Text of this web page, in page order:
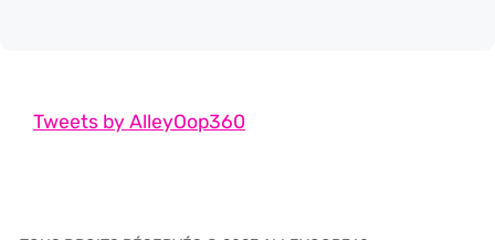
Tweets by AlleyOop360